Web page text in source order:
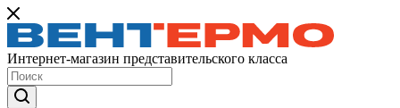
Интернет-магазин представительского класса